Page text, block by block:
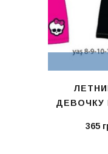
ДЕВОЧКУ
365